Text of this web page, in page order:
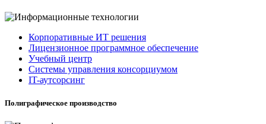
Корпоративные ИТ решения
Лицензионное программное обеспечение
Учебный центр
Системы управления консорциумом
IT-аутсорсинг
Полиграфическое производство